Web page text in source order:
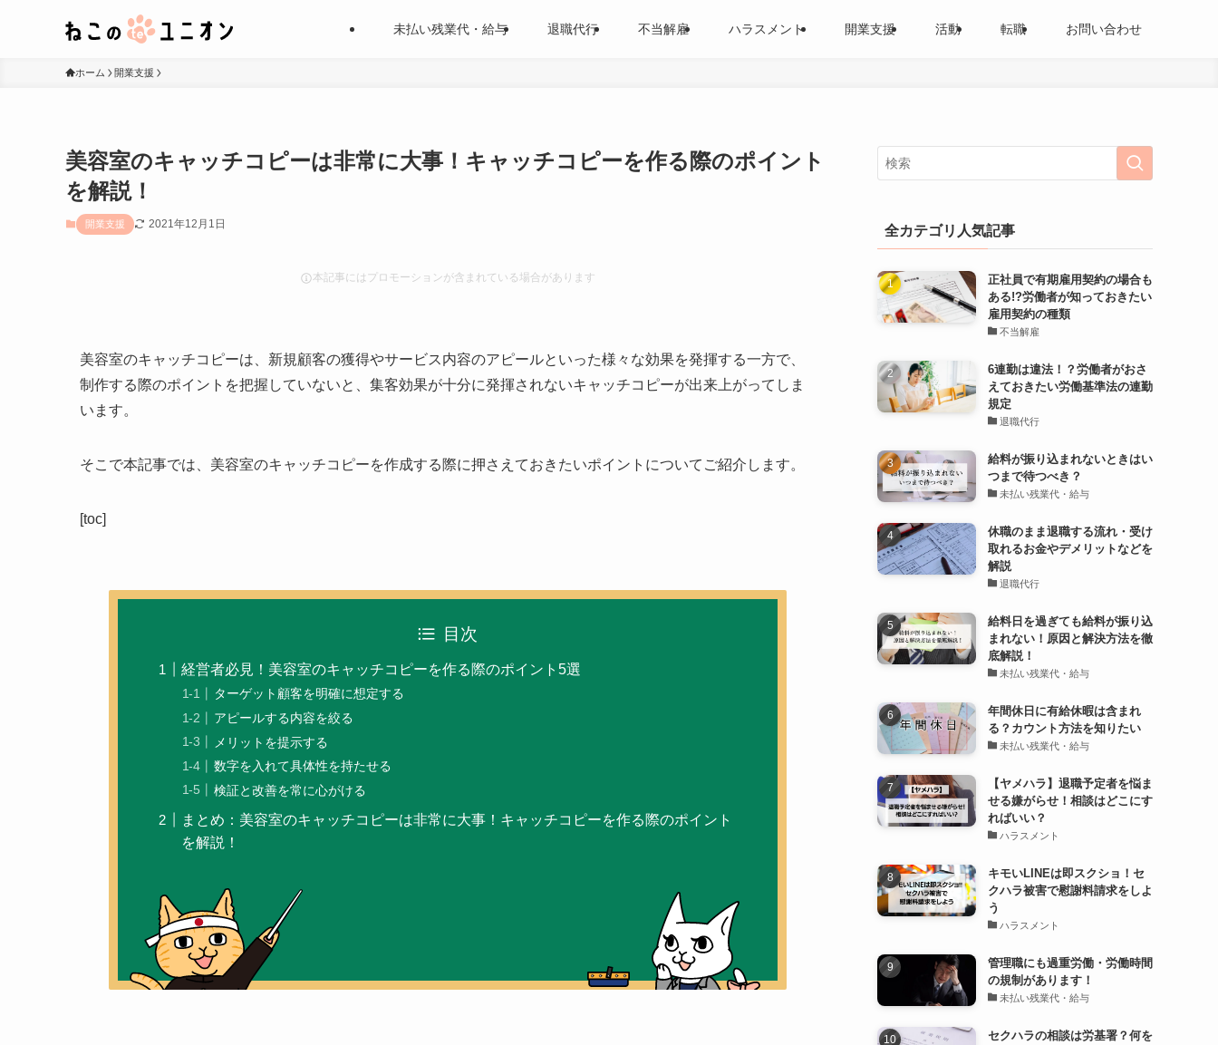
未払い残業代・給与 退職代行 不当解雇 ハラスメント 開業支援 活動 転職 お問い合わせ
ホーム 開業支援
美容室のキャッチコピーは非常に大事！キャッチコピーを作る際のポイント
を解説！
開業支援 2021年12月1日
本記事にはプロモーションが含まれている場合があります
美容室のキャッチコピーは、新規顧客の獲得やサービス内容のアピールといった様々な効果を発揮する一方で、
制作する際のポイントを把握していないと、集客効果が十分に発揮されないキャッチコピーが出来上がってしま
います。
そこで本記事では、 美容室のキャッチコピーを作成する際に押さえておきたいポイント についてご紹介します。
[toc]
目次
経営者必見！美容室のキャッチコピーを作る際のポイント5選
ターゲット顧客を明確に想定する
アピールする内容を絞る
メリットを提示する
数字を入れて具体性を持たせる
検証と改善を常に心がける
まとめ：美容室のキャッチコピーは非常に大事！キャッチコピーを作る際のポイント
を解説！
全カテゴリ人気記事
正社員で有期雇用契約の場合も
ある!?労働者が知っておきたい
雇用契約の種類
不当解雇
6連勤は違法！？労働者がおさ
えておきたい労働基準法の連勤
規定
退職代行
給料が振り込まれないときはい
つまで待つべき？
未払い残業代・給与
休職のまま退職する流れ・受け
取れるお金やデメリットなどを
解説
退職代行
給料日を過ぎても給料が振り込
まれない！原因と解決方法を徹
底解説！
未払い残業代・給与
年間休日に有給休暇は含まれ
る？カウント方法を知りたい
未払い残業代・給与
【ヤメハラ】退職予定者を悩ま
せる嫌がらせ！相談はどこにす
ればいい？
ハラスメント
キモいLINEは即スクショ！セ
クハラ被害で慰謝料請求をしよ
う
ハラスメント
管理職にも過重労働・労働時間
の規制があります！
未払い残業代・給与
セクハラの相談は労基署？何を